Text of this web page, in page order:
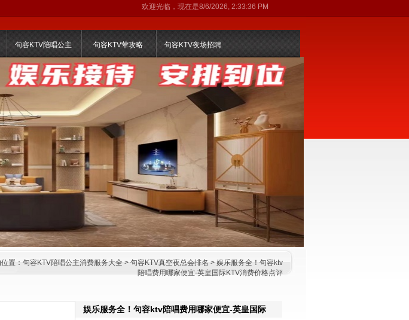
欢迎光临，现在是8/6/2026, 2:33:37 PM
句容KTV陪唱公主 句容KTV荤攻略 句容KTV夜场招聘
置： 句容KTV陪唱公主消费服务大全 > 句容KTV真空夜总会排名 > 娱乐服务全！句容ktv
陪唱费用哪家便宜-英皇国际KTV消费价格点评
娱乐服务全！句容ktv陪唱费用哪家便宜-英皇国际